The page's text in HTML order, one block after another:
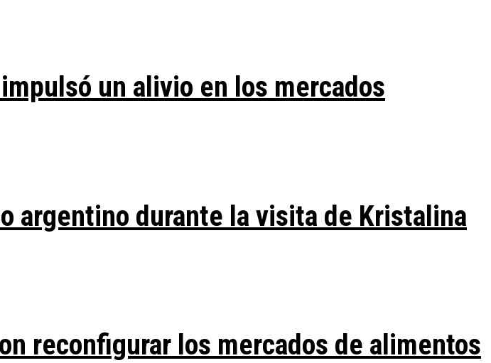
un alivio en los mercados
argentino durante la visita de Kristalina
reconfigurar los mercados de alimentos